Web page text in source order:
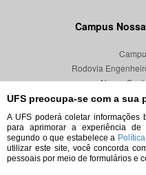
UFS preocupa-se com a sua
A UFS poderá coletar informações
para aprimorar a experiência de
segundo o que estabelece a
utilizar este site, você concorda
pessoais por meio de formulários e
Campus
Rodovia
Nossa
CEP